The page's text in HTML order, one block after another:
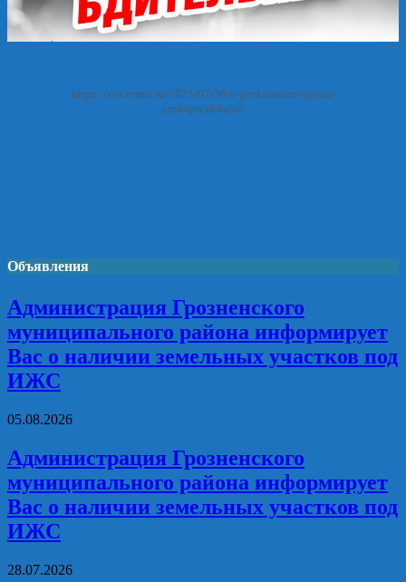
https://zovzemli.ru/2025/07/30/v-prokurature-rajona-
preduprezhdajut/
Объявления
Администрация Грозненского
муниципального района информирует
Вас о наличии земельных участков под
ИЖС
05.08.2026
Администрация Грозненского
муниципального района информирует
Вас о наличии земельных участков под
ИЖС
28.07.2026